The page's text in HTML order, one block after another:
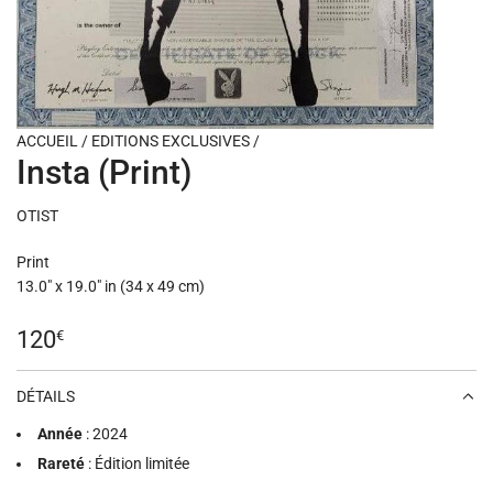
ACCUEIL / EDITIONS EXCLUSIVES /
Insta (Print)
OTIST
Print
13.0" x 19.0" in (34 x 49 cm)
Prix
régulier
120€
DÉTAILS
Année : 2024
Rareté : Édition limitée